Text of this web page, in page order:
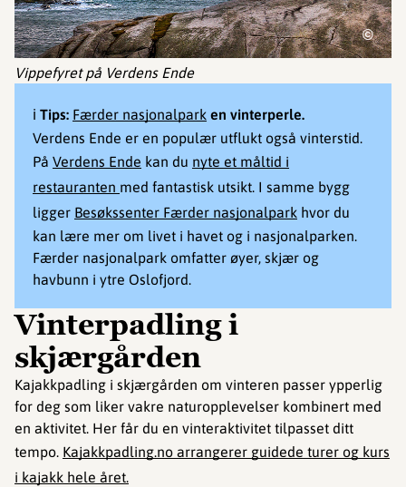
©
Vippefyret på Verdens Ende
ℹ️ Tips: Færder nasjonalpark en vinterperle.
Verdens Ende er en populær utflukt også vinterstid.
På Verdens Ende kan du nyte et måltid i
restauranten med fantastisk utsikt. I samme bygg
ligger Besøkssenter Færder nasjonalpark hvor du
kan lære mer om livet i havet og i nasjonalparken.
Færder nasjonalpark omfatter øyer, skjær og
havbunn i ytre Oslofjord.
Vinterpadling i
skjærgården
Kajakkpadling i skjærgården om vinteren passer ypperlig
for deg som liker vakre naturopplevelser kombinert med
en aktivitet. Her får du en vinteraktivitet tilpasset ditt
tempo. Kajakkpadling.no arrangerer guidede turer og kurs
i kajakk hele året.